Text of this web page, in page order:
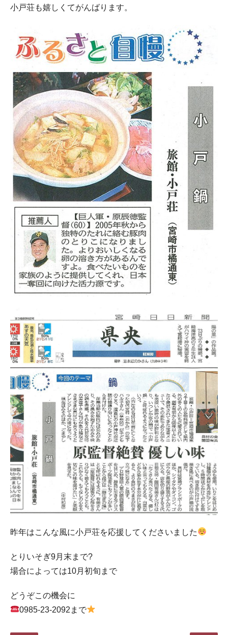
小戸荘も嬉しくてがんばります。
昨年はこんな風に小戸荘を応援してくださいました
とりいそぎ9月末まで?
場合によっては10月初旬まで
どうぞこの機会に
0985-23-2092まで